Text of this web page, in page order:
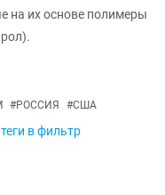
на их основе полимеры
#РОССИЯ #США
в фильтр